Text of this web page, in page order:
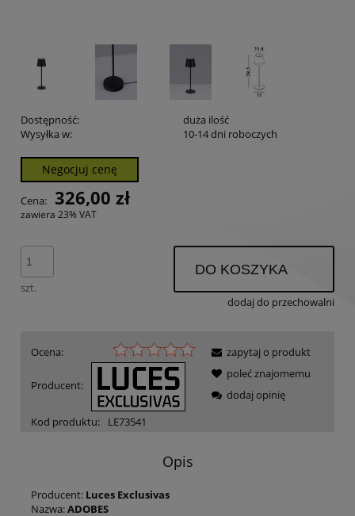
Dostępność:
duża ilość
Wysyłka w:
10-14 dni roboczych
Negocjuj cenę
Cena: 326,00 zł
zawiera 23% VAT
szt.
DO KOSZYKA
dodaj do przechowalni
Ocena:
Producent:
Kod produktu: LE73541
zapytaj o produkt
poleć znajomemu
dodaj opinię
Opis
Producent: Luces Exclusivas
Nazwa:ADOBES